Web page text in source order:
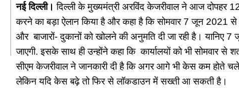
नई दिल्ली। दिल्ली के मुख्यमंत्री अरविंद केजरीवाल ने आज दोपहर
करने का बड़ा ऐलान किया है और कहा है कि सोमवार 7 जून 2021 से
और बाजारों- दुकानों को खोलने की अनुमति दी जा रही है।
जाएगी. इसके साथ ही उन्होंने कहा कि कार्यालयों को भी सोमवार से
सीएम केजरीवाल ने जानकारी दी है कि अगर आगे भी केस कम होते
लेकिन यदि केस बढ़े तो फिर से लॉकडाउन में सख्ती आ सकती है।